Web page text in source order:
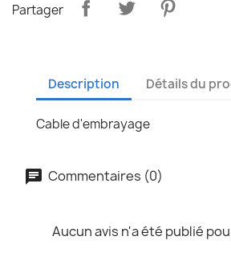
Partager
Description Détails du
Cable d'embrayage
Commentaires (0)
Aucun avis n'a été publié